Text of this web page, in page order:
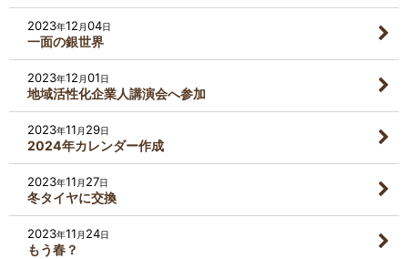
2023年12 月04日
一面の銀世界
2023年12 月01日
地域活性化企業人講演会へ参加
2023年11 月 29日
2024年カレンダー作成
2023年11 月 27日
冬タイヤに交換
2023年11 月 24日
もう春？